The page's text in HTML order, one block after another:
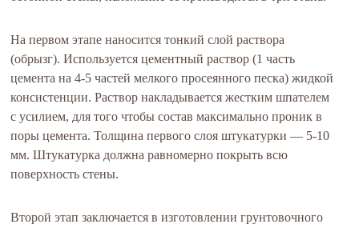
На первом этапе наносится тонкий слой раствора
(обрызг). Используется цементный раствор (1 часть
цемента на 4-5 частей мелкого просеянного песка) жидкой
консистенции. Раствор накладывается жестким шпателем
с усилием, для того чтобы состав максимально проник в
поры цемента. Толщина первого слоя штукатурки — 5-10
мм. Штукатурка должна равномерно покрыть всю
поверхность стены.
Второй этап заключается в изготовлении грунтовочного